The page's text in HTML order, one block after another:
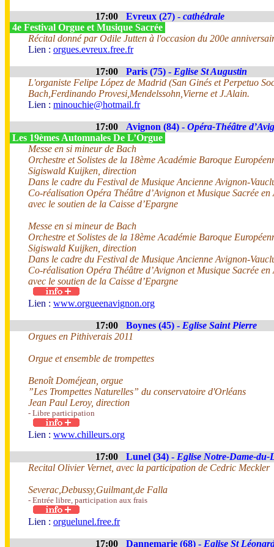
17:00 Evreux (27) - cathédrale
4e Festival Orgue et Musique Sacrée
Récital donné par Odile Jutten à l'occasion du 200e
Lien : orgues.evreux.free.fr
17:00 Paris (75) - Eglise St Augustin
L'organiste Felipe López de Madrid (San Ginés et Perpetuo
Bach,Ferdinando Provesi,Mendelssohn,Vierne et J.Alain.
Lien : minouchie@hotmail.fr
17:00 Avignon (84) - Opéra-Théâtre
Les 19èmes Automnales De L’Orgue
Messe en si mineur de Bach
Orchestre et Solistes de la 18ème Académie Baroque
Sigiswald Kuijken, direction
Dans le cadre du Festival de Musique Ancienne Avignon-
Co-réalisation Opéra Théâtre d’Avignon et Musique Sacrée en
avec le soutien de la Caisse d’Epargne
Messe en si mineur de Bach
Orchestre et Solistes de la 18ème Académie Baroque
Sigiswald Kuijken, direction
Dans le cadre du Festival de Musique Ancienne Avignon-
Co-réalisation Opéra Théâtre d’Avignon et Musique Sacrée en
avec le soutien de la Caisse d’Epargne
Lien : www.orgueenavignon.org
17:00 Boynes (45) - Eglise Saint Pierre
Orgues en Pithiverais 2011
Orgue et ensemble de trompettes
Benoît Doméjean, orgue
”Les Trompettes Naturelles” du conservatoire d'Orléans
Jean Paul Leroy, direction
- Libre participation
Lien : www.chilleurs.org
17:00 Lunel (34) - Eglise Notre-Dame-du-
Recital Olivier Vernet, avec la participation de Cedric Meckler
Severac,Debussy,Guilmant,de Falla
- Entrée libre, participation aux frais
Lien : orguelunel.free.fr
17:00 Dannemarie (68) - Eglise St